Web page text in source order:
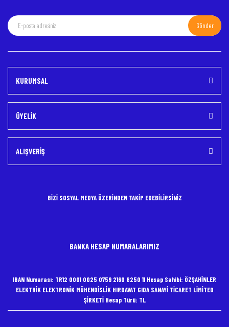
Gönder
KURUMSAL
ÜYELİK
ALIŞVERİŞ
BİZİ SOSYAL MEDYA ÜZERİNDEN TAKİP EDEBİLİRSİNİZ
BANKA HESAP NUMARALARIMIZ
IBAN Numarası: TR12 0001 0025 0759 2160 8250 11 Hesap Sahibi: ÖZŞAHİNLER
ELEKTRİK ELEKTRONİK MÜHENDİSLİK HIRDAVAT GIDA SANAYİ TİCARET LİMİTED
ŞİRKETİ Hesap Türü: TL